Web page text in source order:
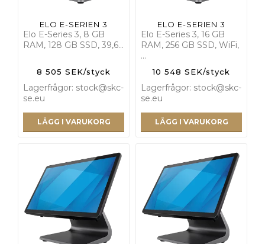
ELO E-SERIEN 3
Elo E-Series 3, 8 GB
RAM, 128 GB SSD, 39,6…
8 505 SEK/styck
Lagerfrågor: stock@skc-
se.eu
LÄGG I VARUKORG
ELO E-SERIEN 3
Elo E-Series 3, 16 GB
RAM, 256 GB SSD, WiFi,
…
10 548 SEK/styck
Lagerfrågor: stock@skc-
se.eu
LÄGG I VARUKORG